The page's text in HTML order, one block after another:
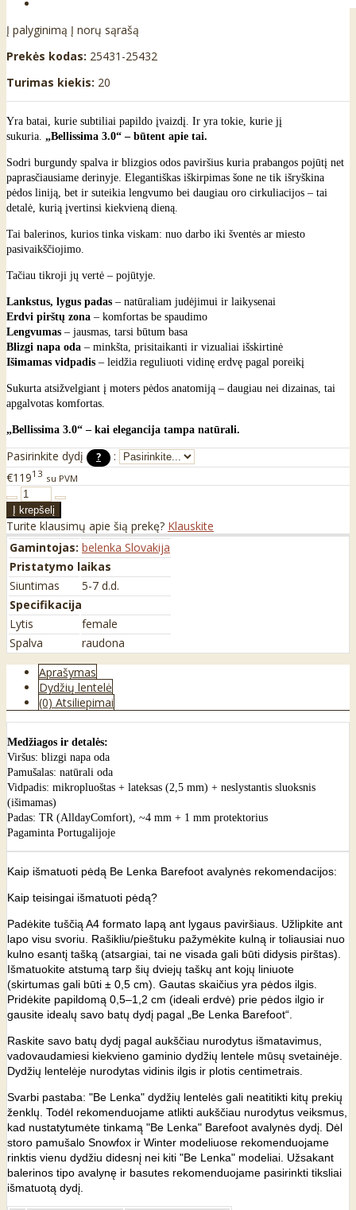
Į palyginimą Į norų sąrašą
Prekės kodas: 25431-25432
Turimas kiekis: 20
Yra batai, kurie subtiliai papildo įvaizdį. Ir yra tokie, kurie jį
sukuria. „Bellissima 3.0“ – būtent apie tai.
Sodri burgundy spalva ir blizgios odos paviršius kuria prabangos pojūtį net
paprasčiausiame derinyje. Elegantiškas iškirpimas šone ne tik išryškina
pėdos liniją, bet ir suteikia lengvumo bei daugiau oro cirkuliacijos – tai
detalė, kurią įvertinsi kiekvieną dieną.
Tai balerinos, kurios tinka viskam: nuo darbo iki šventės ar miesto
pasivaikščiojimo.
Tačiau tikroji jų vertė – pojūtyje.
Lankstus, lygus padas – natūraliam judėjimui ir laikysenai
Erdvi pirštų zona – komfortas be spaudimo
Lengvumas – jausmas, tarsi būtum basa
Blizgi napa oda – minkšta, prisitaikanti ir vizualiai išskirtinė
Išimamas vidpadis – leidžia reguliuoti vidinę erdvę pagal poreikį
Sukurta atsižvelgiant į moters pėdos anatomiją – daugiau nei dizainas, tai
apgalvotas komfortas.
„Bellissima 3.0“ – kai elegancija tampa natūrali.
Pasirinkite dydį ?
:
€11913 su PVM
Turite klausimų apie šią prekę? Klauskite
Gamintojas: belenka Slovakija
Pristatymo laikas
Siuntimas
5-7 d.d.
Specifikacija
Lytis
female
Spalva
raudona
Aprašymas
Dydžių lentelė
(0) Atsiliepimai
Medžiagos ir detalės:
Viršus: blizgi napa oda
Pamušalas: natūrali oda
Vidpadis: mikropluoštas + lateksas (2,5 mm) + neslystantis sluoksnis
(išimamas)
Padas: TR (AlldayComfort), ~4 mm + 1 mm protektorius
Pagaminta Portugalijoje
Kaip išmatuoti pėdą Be Lenka Barefoot avalynės rekomendacijos:
Kaip teisingai išmatuoti pėdą?
Padėkite tuščią A4 formato lapą ant lygaus paviršiaus. Užlipkite ant
lapo visu svoriu. Rašikliu/pieštuku pažymėkite kulną ir toliausiai nuo
kulno esantį tašką (atsargiai, tai ne visada gali būti didysis pirštas).
Išmatuokite atstumą tarp šių dviejų taškų ant kojų liniuote
(skirtumas gali būti ± 0,5 cm). Gautas skaičius yra pėdos ilgis.
Pridėkite papildomą 0,5–1,2 cm (ideali erdvė) prie pėdos ilgio ir
gausite idealų savo batų dydį pagal „Be Lenka Barefoot“.
Raskite savo batų dydį pagal aukščiau nurodytus išmatavimus,
vadovaudamiesi kiekvieno gaminio dydžių lentele mūsų svetainėje.
Dydžių lentelėje nurodytas vidinis ilgis ir plotis centimetrais.
Svarbi pastaba: "Be Lenka" dydžių lentelės gali neatitikti kitų prekių
ženklų. Todėl rekomenduojame atlikti aukščiau nurodytus veiksmus,
kad nustatytumėte tinkamą "Be Lenka" Barefoot avalynės dydį. Dėl
storo pamušalo Snowfox ir Winter modeliuose rekomenduojame
rinktis vienu dydžiu didesnį nei kiti "Be Lenka" modeliai. Užsakant
balerinos tipo avalynę ir basutes rekomenduojame pasirinkti tiksliai
išmatuotą dydį.